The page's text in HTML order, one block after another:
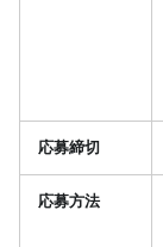
応募締切
応募方法